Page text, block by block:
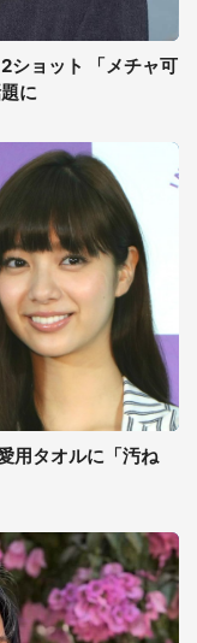
ショット 「メチャ可
に
用タオルに「汚ね